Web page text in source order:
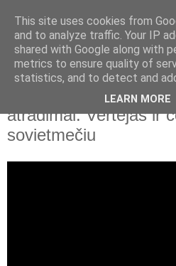
2022 m. lapkričio 25 d.,
Vilniaus universitetas.
atradimai. Vertėjas ir
sovietmečiu
This site uses cookies from
and to analyze traffic. Your IP
shared with Google along with
metrics to ensure quality of
statistics, and to detect and
LEARN MORE